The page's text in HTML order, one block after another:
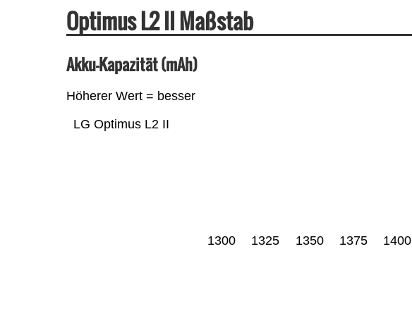
Optimus L2 II Maßstab
Akku-Kapazität (mAh)
Höherer Wert = besser
LG Optimus L2 II
1300 1325 1350 1375 1400